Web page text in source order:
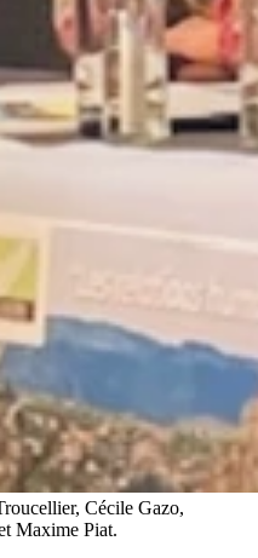
Cécile Gazo,
Maxime Piat.